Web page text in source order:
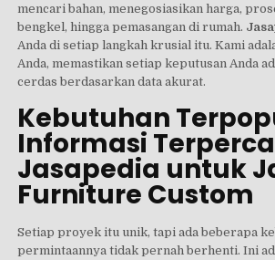
mencari bahan, menegosiasikan harga,
bengkel, hingga pemasangan di rumah.
Anda di setiap langkah krusial itu. Kami
Anda, memastikan setiap keputusan Anda
cerdas berdasarkan data akurat.
Kebutuhan
Informasi
Jasapedia untuk
Furniture Custom
Setiap proyek itu unik, tapi ada beberapa
permintaannya tidak pernah berhenti. Ini